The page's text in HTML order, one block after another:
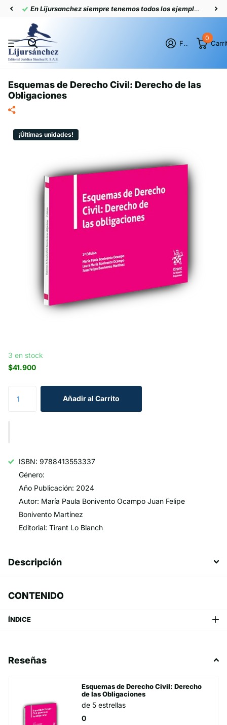
En Lijursanchez siempre tenemos todos los ejemplares actualizados
Firme en el registro
0
Esquemas de Derecho Civil: Derecho de las
Obligaciones
¡Últimas unidades!
3 en stock
$41.900
Añadir al Carrito
ISBN: 9788413553337
Género:
Año Publicación: 2024
Autor: María Paula Bonivento Ocampo Juan Felipe
Bonivento Martínez
Editorial: Tirant Lo Blanch
Descripción
CONTENIDO
ÍNDICE
Reseñas
Esquemas de Derecho Civil: Derecho
de las Obligaciones
0
de 5 estrellas